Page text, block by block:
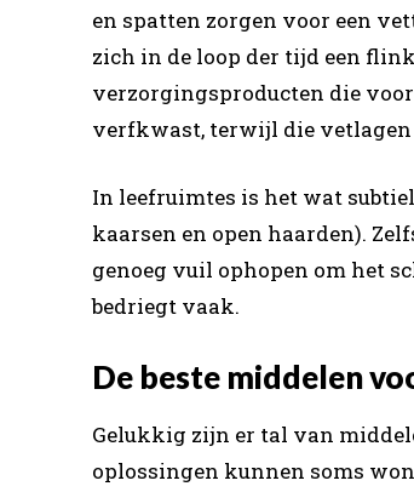
en spatten zorgen voor een
zich in de loop der tijd een
verzorgingsproducten die voor
verfkwast, terwijl die vetlagen
In leefruimtes is het wat
kaarsen en open haarden).
genoeg vuil ophopen om het
bedriegt vaak.
De beste middelen
Gelukkig zijn er tal van
oplossingen kunnen soms